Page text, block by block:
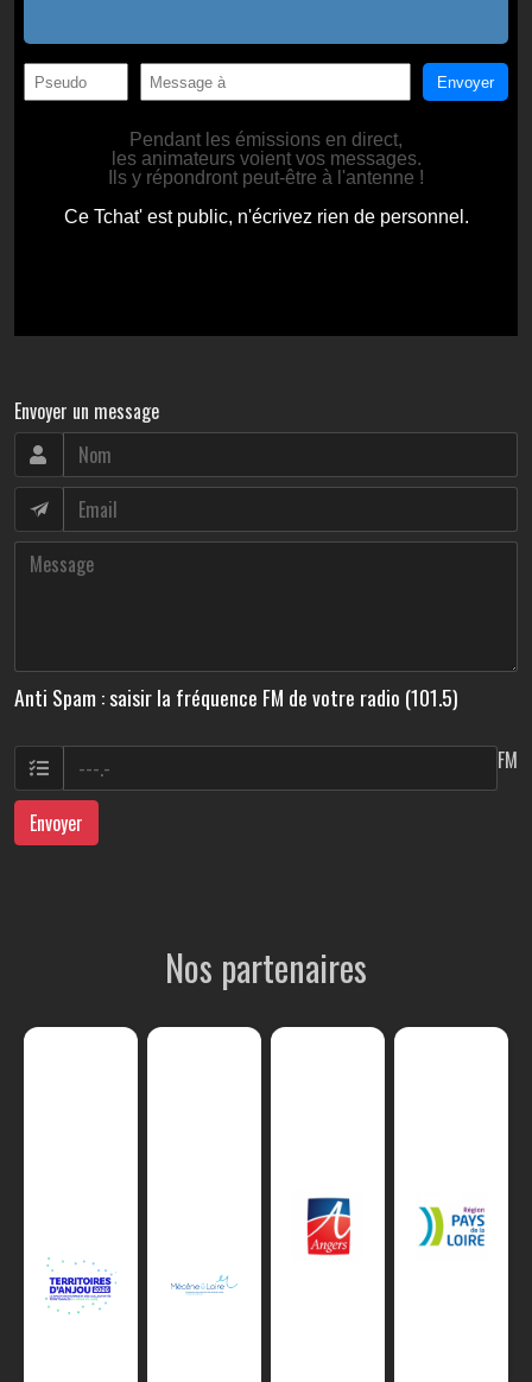
Envoyer un message
Anti Spam : saisir la fréquence FM de votre radio (101.5)
FM
Envoyer
Nos partenaires